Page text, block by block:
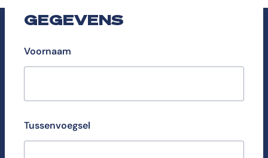
GEGEVENS
Voornaam
Tussenvoegsel